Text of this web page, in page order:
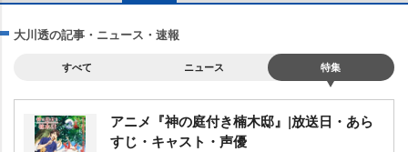
大川透の記事・ニュース・速報
すべて ニュース 特集
アニメ『神の庭付き楠木邸』|放送日・あら
すじ・キャスト・声優